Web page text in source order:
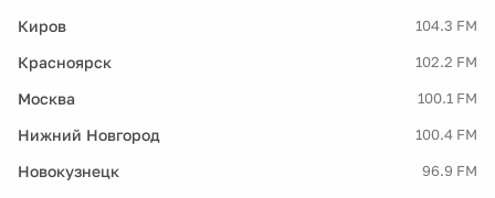
Киров 104.3 FM
Красноярск 102.2 FM
Москва 100.1 FM
Нижний Новгород 100.4 FM
Новокузнецк 96.9 FM